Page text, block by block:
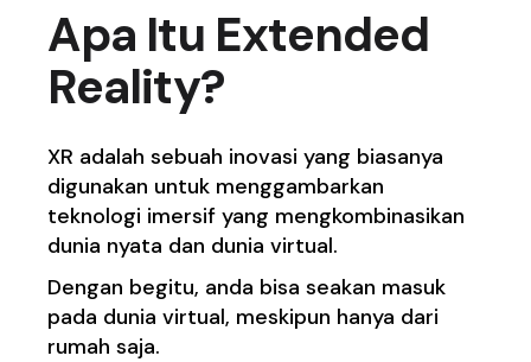
Apa Itu Extended
Reality?
XR adalah sebuah inovasi yang biasanya
digunakan untuk menggambarkan
teknologi imersif yang mengkombinasikan
dunia nyata dan dunia virtual.
Dengan begitu, anda bisa seakan masuk
pada dunia virtual, meskipun hanya dari
rumah saja.